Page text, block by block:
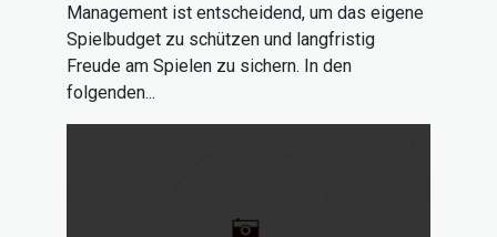
Management ist entscheidend, um das eigene
Spielbudget zu schützen und langfristig
Freude am Spielen zu sichern. In den
folgenden...